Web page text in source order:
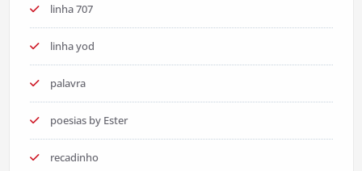
linha 707
linha yod
palavra
poesias by Ester
recadinho